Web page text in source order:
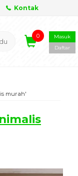
Kontak
0
Masuk
Daftar
murah'